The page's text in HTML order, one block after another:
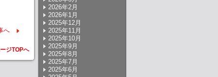
へ
ジTOPへ
2026年2月
2026年1月
2025年12月
2025年11月
2025年10月
2025年9月
2025年8月
2025年7月
2025年6月